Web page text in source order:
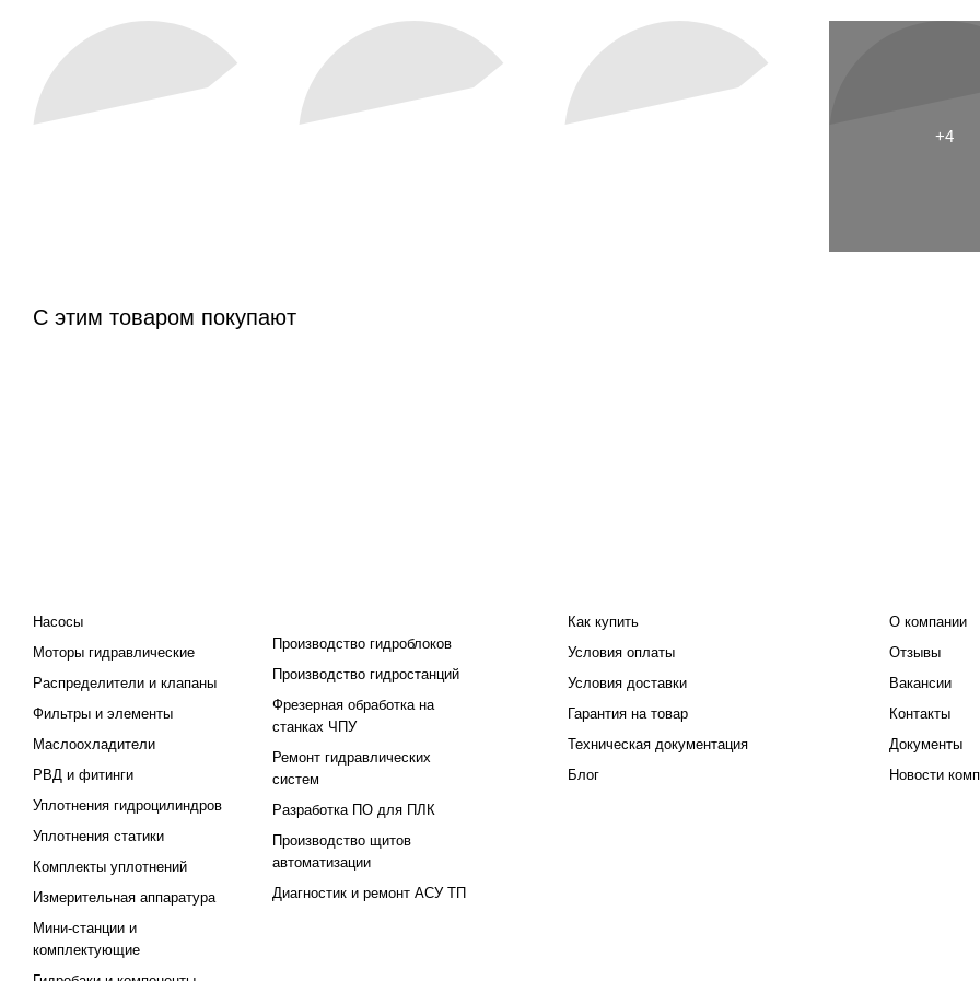
С этим товаром покупают
Насосы
Моторы гидравлические
Распределители и клапаны
Фильтры и элементы
Маслоохладители
РВД и фитинги
Уплотнения гидроцилиндров
Уплотнения статики
Комплекты уплотнений
Измерительная аппаратура
Мини-станции и
комплектующие
Производство гидроблоков
Производство гидростанций
Фрезерная обработка на
станках ЧПУ
Ремонт гидравлических
систем
Разработка ПО для ПЛК
Производство щитов
автоматизации
Диагностик и ремонт АСУ ТП
Как купить
Условия оплаты
Условия доставки
Гарантия на товар
Техническая документация
Блог
О компании
Отзывы
Вакансии
Контакты
Документы
Новости